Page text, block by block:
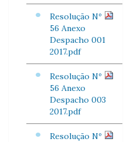
Resolução Nº
56 Anexo
Despacho 001
2017.pdf
Resolução Nº
56 Anexo
Despacho 003
2017.pdf
Resolução Nº